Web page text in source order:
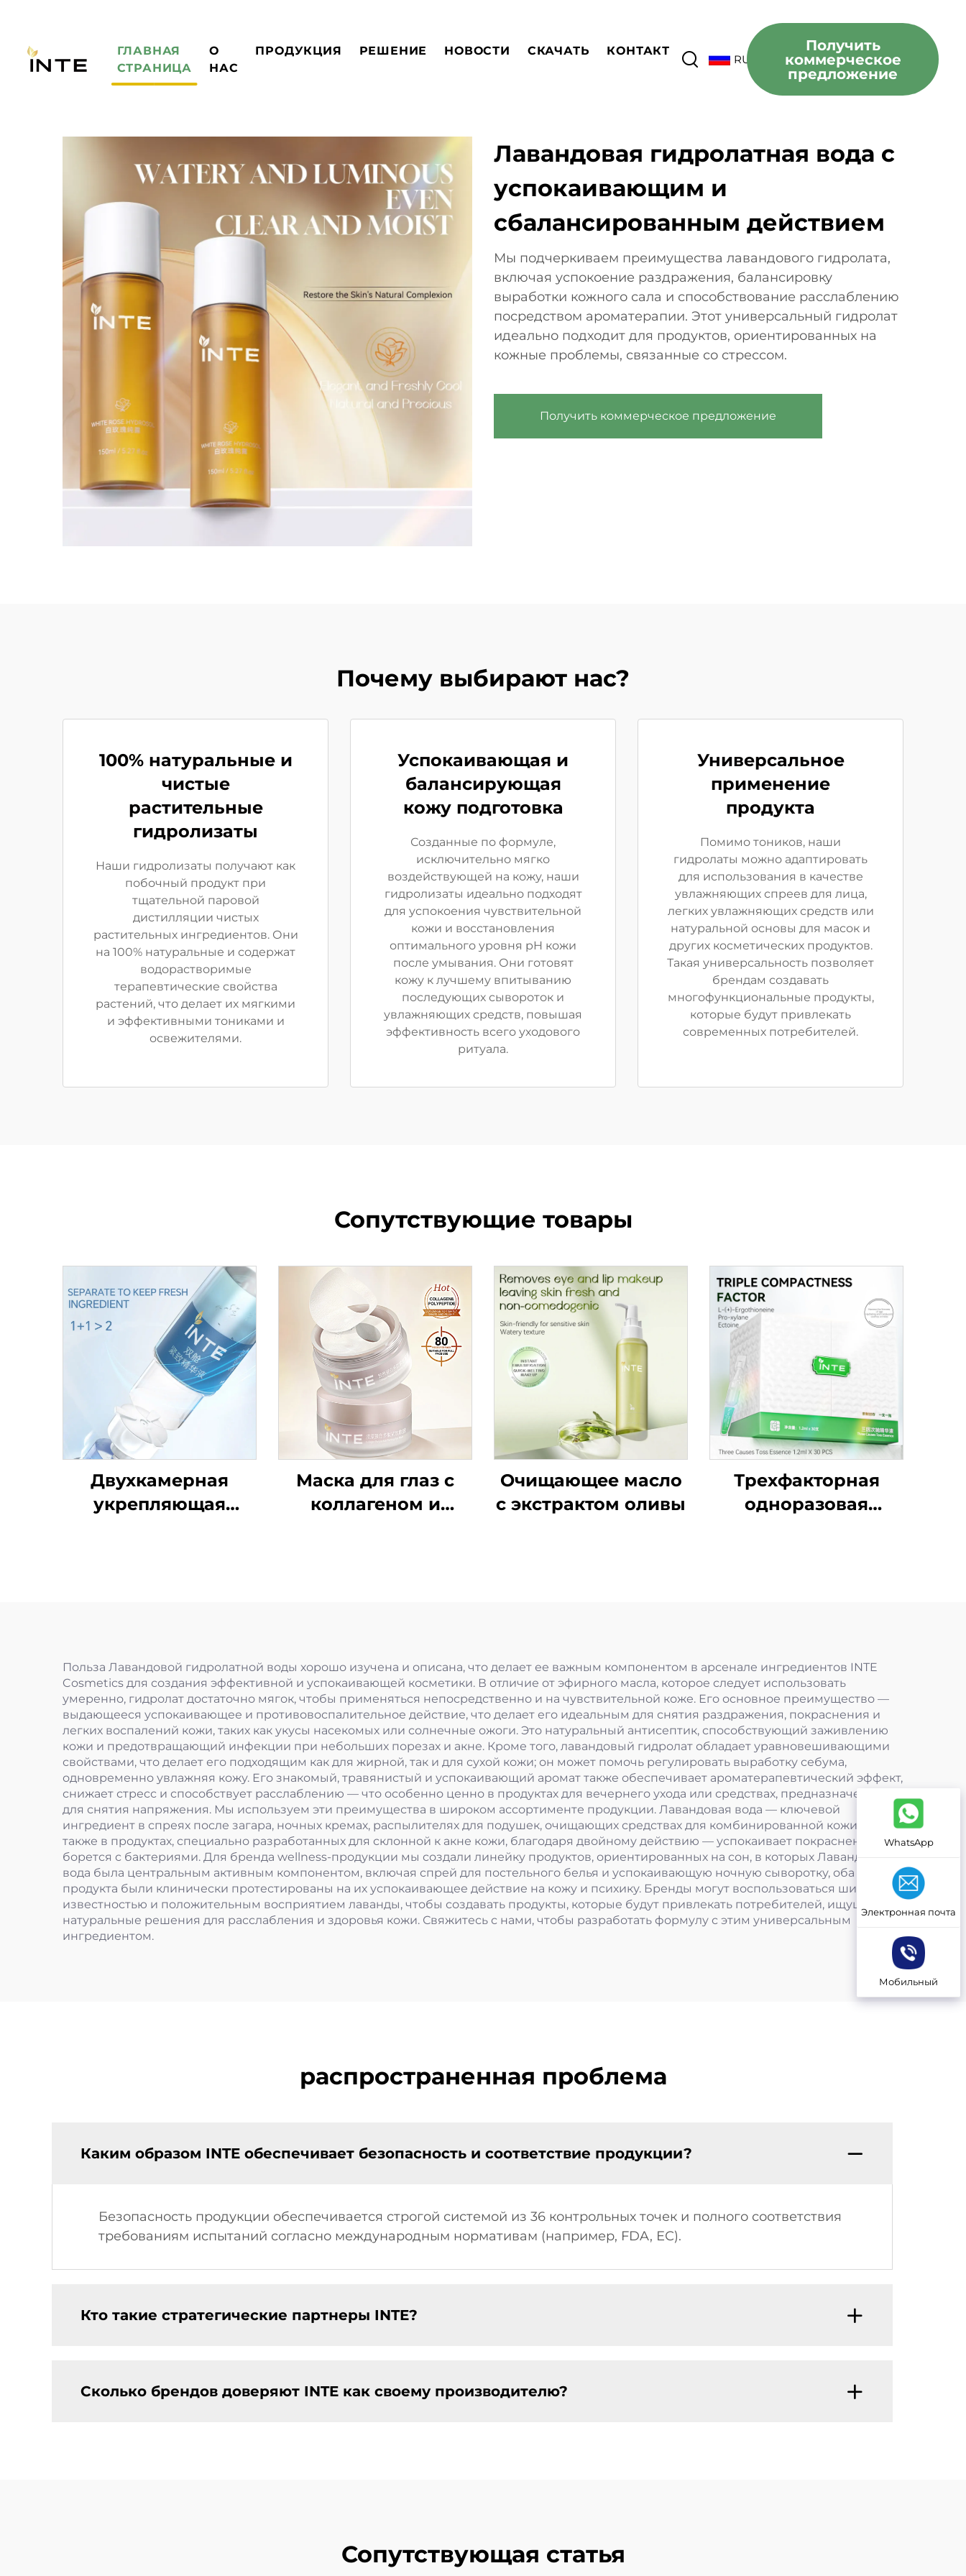
ГЛАВНАЯ
СТРАНИЦА
О
НАС
ПРОДУКЦИЯ РЕШЕНИЕ НОВОСТИ СКАЧАТЬ КОНТАКТ
RU
Получить
коммерческое
предложение
Лавандовая гидролатная вода с
успокаивающим и
сбалансированным действием
Мы подчеркиваем преимущества лавандового гидролата,
включая успокоение раздражения, балансировку
выработки кожного сала и способствование расслаблению
посредством ароматерапии. Этот универсальный гидролат
идеально подходит для продуктов, ориентированных на
кожные проблемы, связанные со стрессом.
Получить коммерческое предложение
Почему выбирают нас?
100% натуральные и
чистые
растительные
гидролизаты
Наши гидролизаты получают как
побочный продукт при
тщательной паровой
дистилляции чистых
растительных ингредиентов. Они
на 100% натуральные и содержат
водорастворимые
терапевтические свойства
растений, что делает их мягкими
и эффективными тониками и
освежителями.
Успокаивающая и
балансирующая
кожу подготовка
Созданные по формуле,
исключительно мягко
воздействующей на кожу, наши
гидролизаты идеально подходят
для успокоения чувствительной
кожи и восстановления
оптимального уровня pH кожи
после умывания. Они готовят
кожу к лучшему впитыванию
последующих сывороток и
увлажняющих средств, повышая
эффективность всего уходового
ритуала.
Универсальное
применение
продукта
Помимо тоников, наши
гидролаты можно адаптировать
для использования в качестве
увлажняющих спреев для лица,
легких увлажняющих средств или
натуральной основы для масок и
других косметических продуктов.
Такая универсальность позволяет
брендам создавать
многофункциональные продукты,
которые будут привлекать
современных потребителей.
Сопутствующие товары
Двухкамерная
укрепляющая
Маска для глаз с
коллагеном и
Очищающее масло
с экстрактом оливы
Трехфакторная
одноразовая
Польза Лавандовой гидролатной воды хорошо изучена и описана, что делает ее важным компонентом в арсенале ингредиентов INTE
Cosmetics для создания эффективной и успокаивающей косметики. В отличие от эфирного масла, которое следует использовать
умеренно, гидролат достаточно мягок, чтобы применяться непосредственно и на чувствительной коже. Его основное преимущество —
выдающееся успокаивающее и противовоспалительное действие, что делает его идеальным для снятия раздражения, покраснения и
легких воспалений кожи, таких как укусы насекомых или солнечные ожоги. Это натуральный антисептик, способствующий заживлению
кожи и предотвращающий инфекции при небольших порезах и акне. Кроме того, лавандовый гидролат обладает уравновешивающими
свойствами, что делает его подходящим как для жирной, так и для сухой кожи; он может помочь регулировать выработку себума,
одновременно увлажняя кожу. Его знакомый, травянистый и успокаивающий аромат также обеспечивает ароматерапевтический эффект,
снижает стресс и способствует расслаблению — что особенно ценно в продуктах для вечернего ухода или средствах, предназначенных
для снятия напряжения. Мы используем эти преимущества в широком ассортименте продукции. Лавандовая вода — ключевой
ингредиент в спреях после загара, ночных кремах, распылителях для подушек, очищающих средствах для комбинированной кожи, а
также в продуктах, специально разработанных для склонной к акне кожи, благодаря двойному действию — успокаивает покраснение и
борется с бактериями. Для бренда wellness-продукции мы создали линейку продуктов, ориентированных на сон, в которых Лавандовая
вода была центральным активным компонентом, включая спрей для постельного белья и успокаивающую ночную сыворотку, оба
продукта были клинически протестированы на их успокаивающее действие на кожу и психику. Бренды могут воспользоваться широкой
известностью и положительным восприятием лаванды, чтобы создавать продукты, которые будут привлекать потребителей, ищущих
натуральные решения для расслабления и здоровья кожи. Свяжитесь с нами, чтобы разработать формулу с этим универсальным
ингредиентом.
распространенная проблема
Каким образом INTE обеспечивает безопасность и соответствие продукции?
Безопасность продукции обеспечивается строгой системой из 36 контрольных точек и полного соответствия
требованиям испытаний согласно международным нормативам (например, FDA, ЕС).
Кто такие стратегические партнеры INTE?
Сколько брендов доверяют INTE как своему производителю?
Сопутствующая статья
WhatsApp
Электронная почта
Мобильный